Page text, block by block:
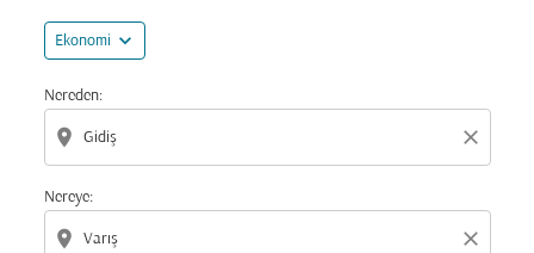
Ekonomi expand_more
Nereden:
location_on close
Nereye:
location_on close